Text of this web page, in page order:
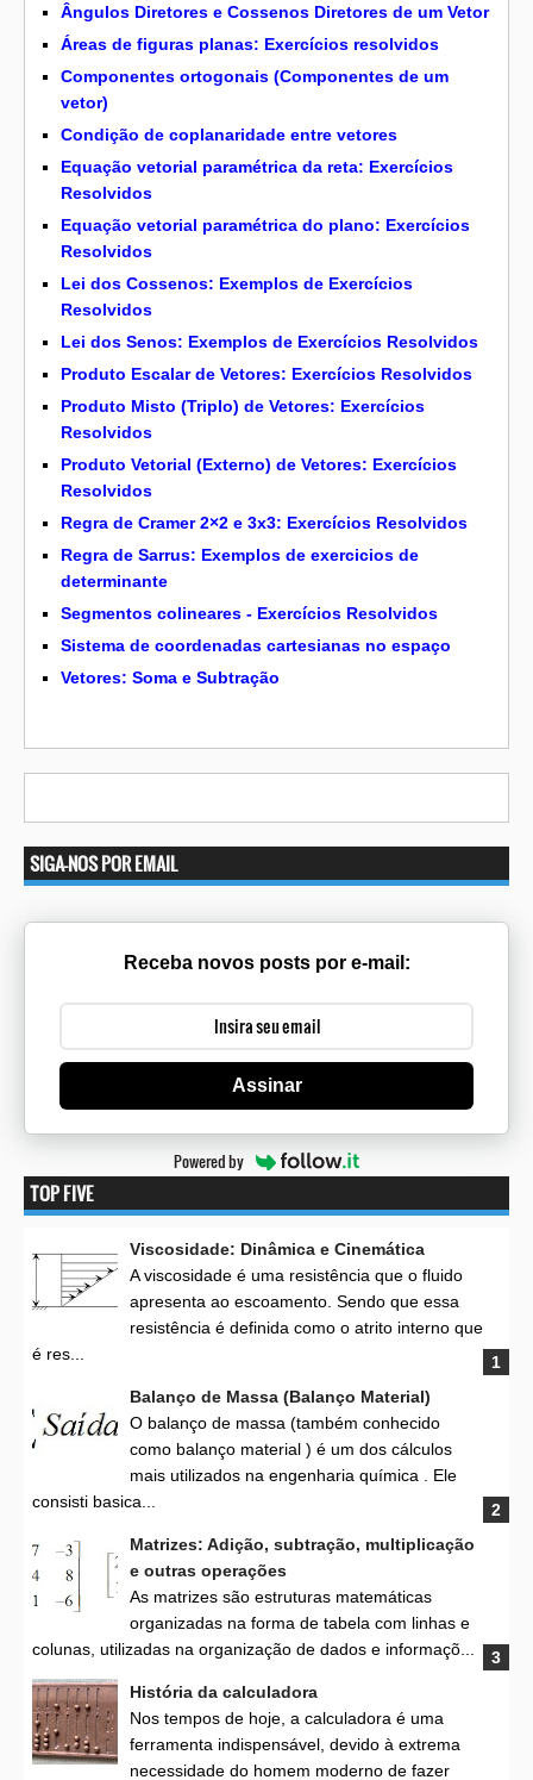
Ângulos Diretores e Cossenos Diretores de um Vetor
Áreas de figuras planas: Exercícios resolvidos
Componentes ortogonais (Componentes de um
vetor)
Condição de coplanaridade entre vetores
Equação vetorial paramétrica da reta: Exercícios
Resolvidos
Equação vetorial paramétrica do plano: Exercícios
Resolvidos
Lei dos Cossenos: Exemplos de Exercícios
Resolvidos
Lei dos Senos: Exemplos de Exercícios Resolvidos
Produto Escalar de Vetores: Exercícios Resolvidos
Produto Misto (Triplo) de Vetores: Exercícios
Resolvidos
Produto Vetorial (Externo) de Vetores: Exercícios
Resolvidos
Regra de Cramer 2×2 e 3x3: Exercícios Resolvidos
Regra de Sarrus: Exemplos de exercicios de
determinante
Segmentos colineares - Exercícios Resolvidos
Sistema de coordenadas cartesianas no espaço
Vetores: Soma e Subtração
SIGA-NOS POR EMAIL
Receba novos posts por e-mail:
Assinar
Powered by
TOP FIVE
Viscosidade: Dinâmica e Cinemática
A viscosidade é uma resistência que o fluido
apresenta ao escoamento. Sendo que essa
resistência é definida como o atrito interno que
é res...
Balanço de Massa (Balanço Material)
O balanço de massa (também conhecido
como balanço material ) é um dos cálculos
mais utilizados na engenharia química . Ele
consisti basica...
Matrizes: Adição, subtração, multiplicação
e outras operações
As matrizes são estruturas matemáticas
organizadas na forma de tabela com linhas e
colunas, utilizadas na organização de dados e informaçõ...
História da calculadora
Nos tempos de hoje, a calculadora é uma
ferramenta indispensável, devido à extrema
necessidade do homem moderno de fazer